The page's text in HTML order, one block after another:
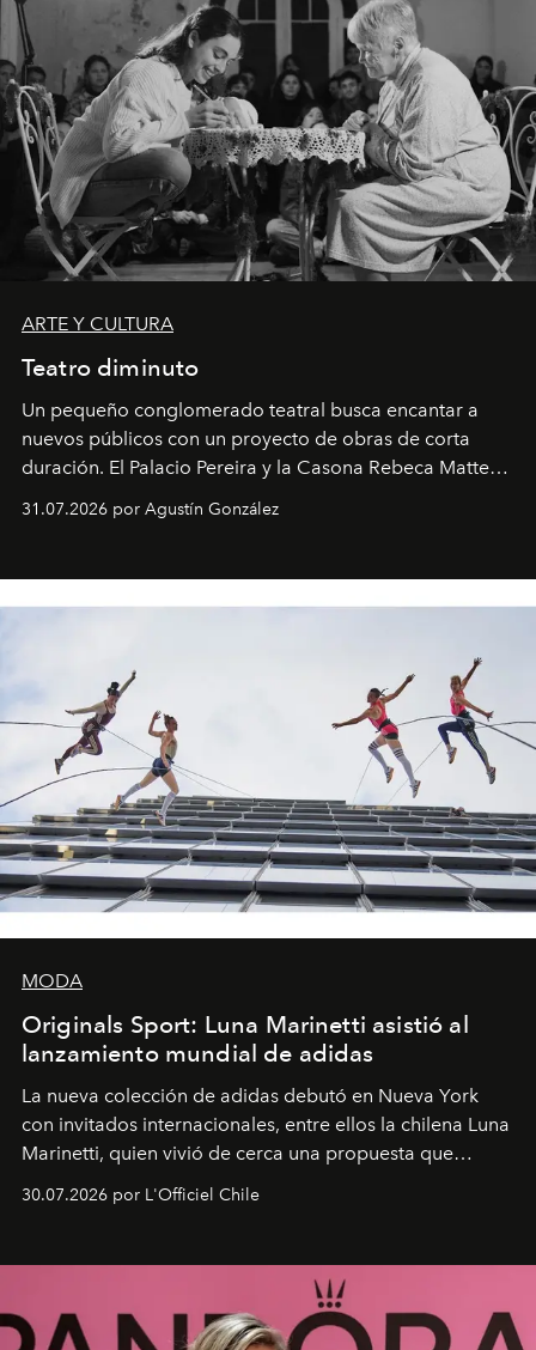
ARTE Y CULTURA
Teatro diminuto
Un pequeño conglomerado teatral busca encantar a
nuevos públicos con un proyecto de obras de corta
duración. El Palacio Pereira y la Casona Rebeca Matte
son algunos de los lugares que han albergado estas
miniobras. Sus puestas en escena son limpias; ponen el
31.07.2026 por Agustín González
MODA
Originals Sport: Luna Marinetti asistió al
lanzamiento mundial de adidas
La nueva colección de adidas debutó en Nueva York
con invitados internacionales, entre ellos la chilena Luna
Marinetti, quien vivió de cerca una propuesta que
fusiona moda y rendimiento.
30.07.2026 por L'Officiel Chile